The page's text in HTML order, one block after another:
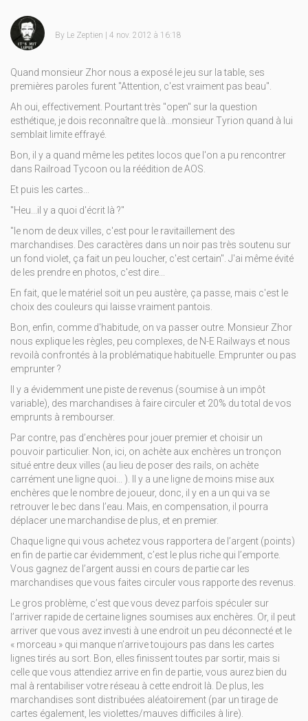
By Le Zeptien | 4 nov. 2012 à 16:18
Quand monsieur Zhor nous a exposé le jeu sur la table, ses
premières paroles furent "Attention, c'est vraiment pas beau".
Ah oui, effectivement. Pourtant très "open" sur la question
esthétique, je dois reconnaître que là...monsieur Tyrion quand à lui
semblait limite effrayé.
Bon, il y a quand même les petites locos que l'on a pu rencontrer
dans Railroad Tycoon ou la réédition de AOS.
Et puis les cartes...
"Heu...il y a quoi d'écrit là ?"
"le nom de deux villes, c'est pour le ravitaillement des
marchandises. Des caractères dans un noir pas très soutenu sur
un fond violet, ça fait un peu loucher, c'est certain". J'ai même évité
de les prendre en photos, c'est dire...
En fait, que le matériel soit un peu austère, ça passe, mais c'est le
choix des couleurs qui laisse vraiment pantois.
Bon, enfin, comme d'habitude, on va passer outre. Monsieur Zhor
nous explique les règles, peu complexes, de N-E Railways et nous
revoilà confrontés à la problématique habituelle. Emprunter ou pas
emprunter ?
Il y a évidemment une piste de revenus (soumise à un impôt
variable), des marchandises à faire circuler et 20% du total de vos
emprunts à rembourser.
Par contre, pas d’enchères pour jouer premier et choisir un
pouvoir particulier. Non, ici, on achète aux enchères un tronçon
situé entre deux villes (au lieu de poser des rails, on achète
carrément une ligne quoi... ). Il y a une ligne de moins mise aux
enchères que le nombre de joueur, donc, il y en a un qui va se
retrouver le bec dans l’eau. Mais, en compensation, il pourra
déplacer une marchandise de plus, et en premier.
Chaque ligne qui vous achetez vous rapportera de l’argent (points)
en fin de partie car évidemment, c’est le plus riche qui l’emporte.
Vous gagnez de l’argent aussi en cours de partie car les
marchandises que vous faites circuler vous rapporte des revenus.
Le gros problème, c’est que vous devez parfois spéculer sur
l’arriver rapide de certaine lignes soumises aux enchères. Or, il peut
arriver que vous avez investi à une endroit un peu déconnecté et le
« morceau » qui manque n’arrive toujours pas dans les cartes
lignes tirés au sort. Bon, elles finissent toutes par sortir, mais si
celle que vous attendiez arrive en fin de partie, vous aurez bien du
mal à rentabiliser votre réseau à cette endroit là. De plus, les
marchandises sont distribuées aléatoirement (par un tirage de
cartes également, les violettes/mauves difficiles à lire).